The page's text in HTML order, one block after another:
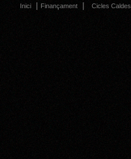
Inici| Finançament| Cicles Caldes